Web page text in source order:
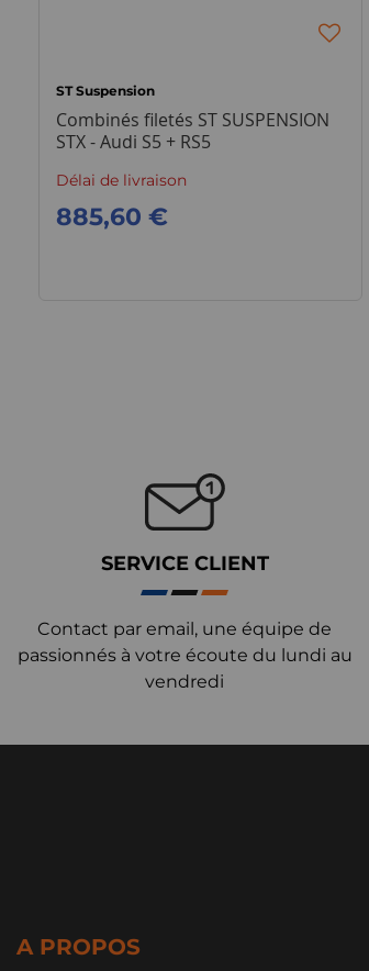
ST Suspension
Combinés filetés ST SUSPENSION
STX - Audi S5 + RS5
Délai de livraison
885,60 €
SERVICE CLIENT
Contact par email, une équipe de
passionnés à votre écoute du lundi au
vendredi
A PROPOS